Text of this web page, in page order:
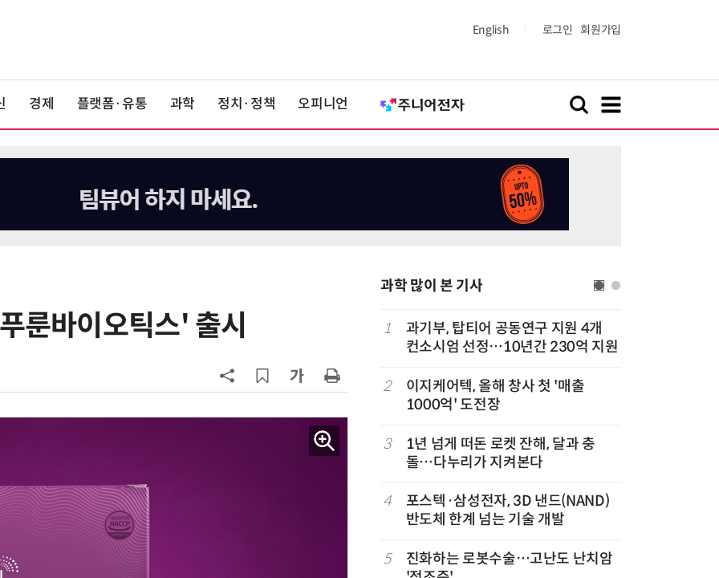
English 로그인 회원가입
경제 플랫폼·유통 과학 정치·정책 오피니언
룬바이오틱스' 출시
과학 많이 본 기사
6
[K-과학인재 고등학생 캠프] 반도체
“내년 2기로 이어집니다”
“망막 찍자 심혈관 고위험 판정”…정
DB하이텍, 반도체 장비 공공나노팹
에 무상 이전…“상생 협력으로 생태
9
KIST, 기존 반도체 공정으로 전기·
빛 신호 한 번에 읽는 '광반도체 BCI
칩' 구현
10
1
과기부, 탑티어 공동연구 지원 4개
컨소시엄 선정…10년간 230억 지원
2
이지케어텍, 올해 창사 첫 '매출
1000억' 도전장
3
1년 넘게 떠돈 로켓 잔해, 달과 충
돌…다누리가 지켜본다
4
포스텍·삼성전자, 3D 낸드(NAND)
반도체 한계 넘는 기술 개발
5
진화하는 로봇수술…고난도 난치암